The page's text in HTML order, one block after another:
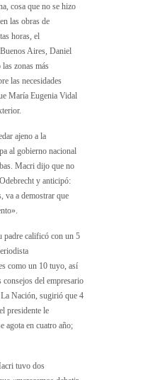
cosa que no se hizo
las obras de
horas, el
Aires, Daniel
zonas más
las necesidades
María Eugenia Vidal
ajeno a la
al gobierno nacional
Macri dijo que no
y anticipó:
va a demostrar que
padre calificó con un 5
como un 10 tuyo, así
consejos del empresario
Nación, sugirió que 4
presidente le
agota en cuatro año;
tuvo dos